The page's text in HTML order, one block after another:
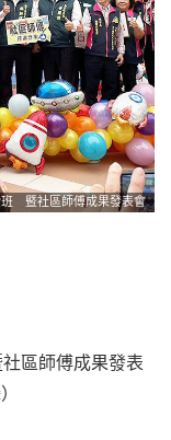
班 暨社區師傅成果發表會
區師傅成果發表